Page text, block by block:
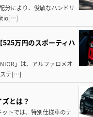
分により、俊敏なハンドリ
525万円のスポーティハ
」は、アルファロメオ
ステ[…]
とは？
トでは、特別仕様車のテ